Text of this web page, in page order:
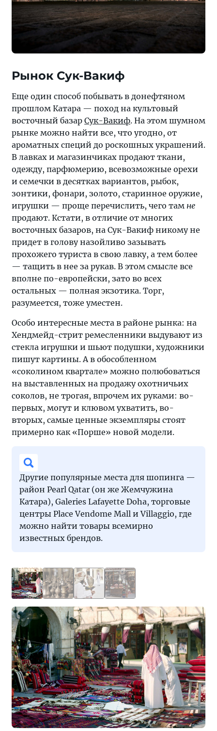
Рынок Сук-Вакиф
Еще один способ побывать в донефтяном
прошлом Катара — поход на культовый
восточный базар Сук-Вакиф. На этом шумном
рынке можно найти все, что угодно, от
ароматных специй до роскошных украшений.
В лавках и магазинчиках продают ткани,
одежду, парфюмерию, всевозможные орехи
и семечки в десятках вариантов, рыбок,
зонтики, фонари, золото, старинное оружие,
игрушки — проще перечислить, чего там не
продают. Кстати, в отличие от многих
восточных базаров, на Сук-Вакиф никому не
придет в голову назойливо зазывать
прохожего туриста в свою лавку, а тем более
— тащить в нее за рукав. В этом смысле все
вполне по-европейски, зато во всех
остальных — полная экзотика. Торг,
разумеется, тоже уместен.
Особо интересные места в районе рынка: на
Хендмейд-стрит ремесленники выдувают из
стекла игрушки и шьют подушки, художники
пишут картины. А в обособленном
«соколином квартале» можно полюбоваться
на выставленных на продажу охотничьих
соколов, не трогая, впрочем их руками: во-
первых, могут и клювом ухватить, во-
вторых, самые ценные экземпляры стоят
примерно как «Порше» новой модели.
Другие популярные места для шопинга —
район Pearl Qatar (он же Жемчужина
Катара), Galeries Lafayette Doha, торговые
центры Place Vendome Mall и Villaggio, где
можно найти товары всемирно
известных брендов.